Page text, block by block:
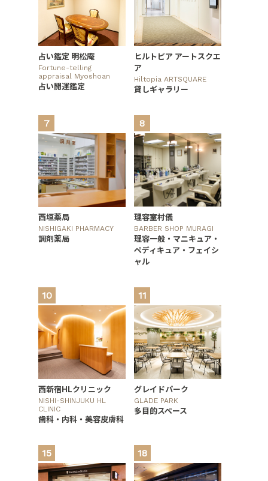
占い鑑定 明松庵
Fortune-telling
appraisal Myoshoan
占い開運鑑定
ヒルトピア アートスクエ
ア
Hiltopia ARTSQUARE
貸しギャラリー
7
西垣薬局
NISHIGAKI PHARMACY
調剤薬局
8
理容室村儀
BARBER SHOP MURAGI
理容一般・マニキュア・
ペディキュア・フェイシ
ャル
10
西新宿HLクリニック
NISHI-SHINJUKU HL
CLINIC
歯科・内科・美容皮膚科
11
グレイドパーク
GLADE PARK
多目的スペース
15 18